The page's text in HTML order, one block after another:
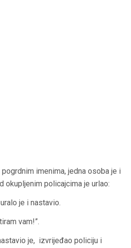
imenima, jedna osoba je i
policajcima je urlao:
je i nastavio.
vam!”.
je, izvrijeđao policiju i